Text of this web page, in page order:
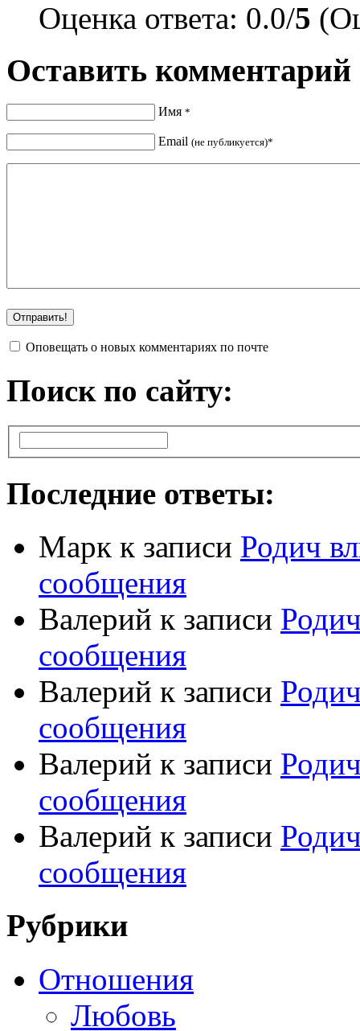
Оценка ответа: 0.0/5
Оставить комментарий
Имя *
Email (не публикуется)*
Оповещать о новых комментариях по почте
Поиск по сайту:
Последние ответы:
Марк к записи Родич
сообщения
Валерий к записи
сообщения
Валерий к записи
сообщения
Валерий к записи
сообщения
Валерий к записи
сообщения
Рубрики
Отношения
Любовь